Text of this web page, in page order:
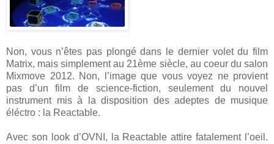
Non, vous n’êtes pas plongé dans le dernier volet du film
Matrix, mais simplement au 21ème siècle, au coeur du salon
Mixmove 2012. Non, l’image que vous voyez ne provient
pas d’un film de science-fiction, seulement du nouvel
instrument mis à la disposition des adeptes de musique
éléctro : la Reactable.
Avec son look d’OVNI, la Reactable attire fatalement l’oeil.